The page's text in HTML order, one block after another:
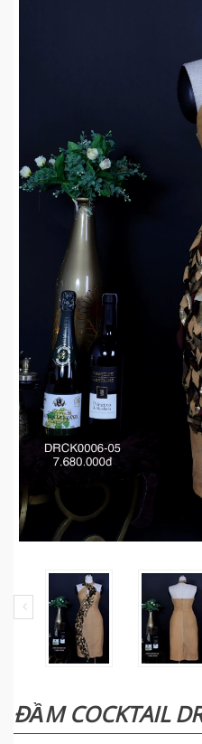
ĐẦM COCKTAIL